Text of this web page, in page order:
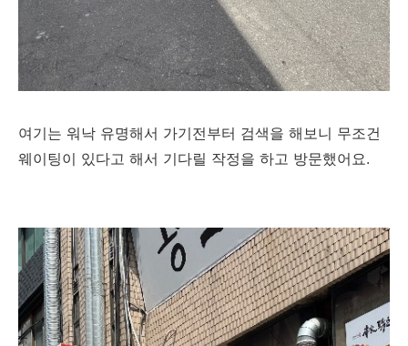
여기는 워낙 유명해서 가기전부터 검색을 해보니 무조건
웨이팅이 있다고 해서 기다릴 작정을 하고 방문했어요.